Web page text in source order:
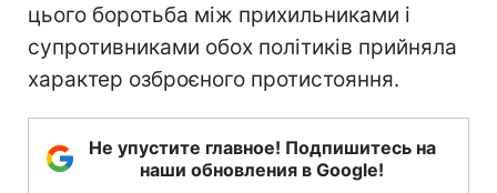
цього боротьба між прихильниками і
супротивниками обох політиків прийняла
характер озброєного протистояння.
Не упустите главное! Подпишитесь на
наши обновления в Google!